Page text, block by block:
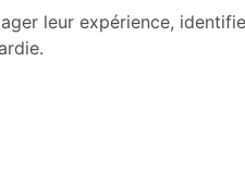
leur expérience,